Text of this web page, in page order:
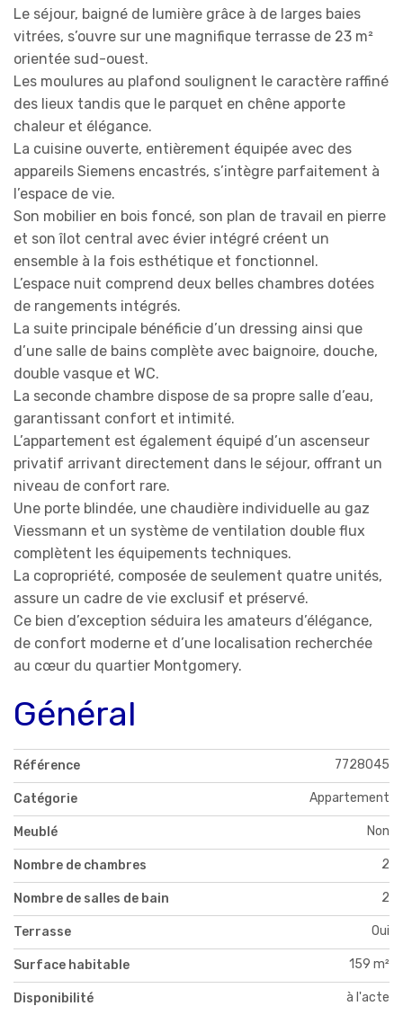
Le séjour, baigné de lumière grâce à de larges baies
vitrées, s’ouvre sur une magnifique terrasse de 23 m²
orientée sud-ouest.
Les moulures au plafond soulignent le caractère raffiné
des lieux tandis que le parquet en chêne apporte
chaleur et élégance.
La cuisine ouverte, entièrement équipée avec des
appareils Siemens encastrés, s’intègre parfaitement à
l’espace de vie.
Son mobilier en bois foncé, son plan de travail en pierre
et son îlot central avec évier intégré créent un
ensemble à la fois esthétique et fonctionnel.
L’espace nuit comprend deux belles chambres dotées
de rangements intégrés.
La suite principale bénéficie d’un dressing ainsi que
d’une salle de bains complète avec baignoire, douche,
double vasque et WC.
La seconde chambre dispose de sa propre salle d’eau,
garantissant confort et intimité.
L’appartement est également équipé d’un ascenseur
privatif arrivant directement dans le séjour, offrant un
niveau de confort rare.
Une porte blindée, une chaudière individuelle au gaz
Viessmann et un système de ventilation double flux
complètent les équipements techniques.
La copropriété, composée de seulement quatre unités,
assure un cadre de vie exclusif et préservé.
Ce bien d’exception séduira les amateurs d’élégance,
de confort moderne et d’une localisation recherchée
au cœur du quartier Montgomery.
Général
Référence 7728045
Catégorie Appartement
Meublé Non
Nombre de chambres 2
Nombre de salles de bain 2
Terrasse Oui
Surface habitable 159 m²
Disponibilité à l'acte